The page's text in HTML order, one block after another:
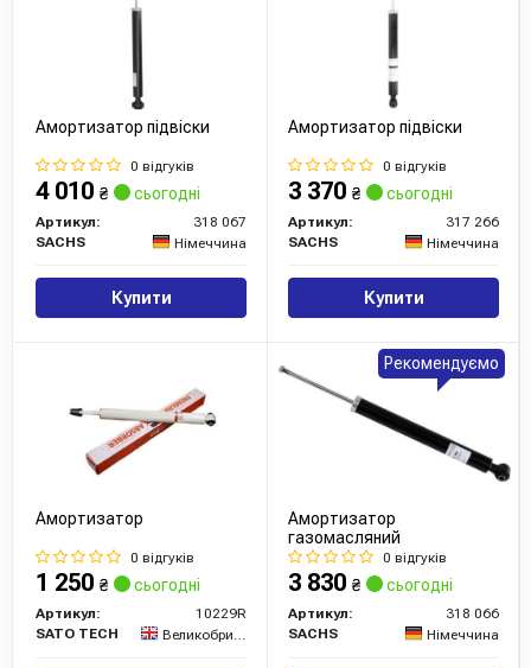
Амортизатор підвіски
0 відгуків
4 010 ₴ сьогодні
Артикул:
318 067
SACHS
Німеччина
Купити
Амортизатор підвіски
0 відгуків
3 370 ₴ сьогодні
Артикул:
317 266
SACHS
Німеччина
Купити
Амортизатор
0 відгуків
1 250 ₴ сьогодні
Артикул:
10229R
SATO TECH
Великобританія
Амортизатор
газомасляний
0 відгуків
3 830 ₴ сьогодні
Артикул:
318 066
SACHS
Німеччина
Рекомендуємо